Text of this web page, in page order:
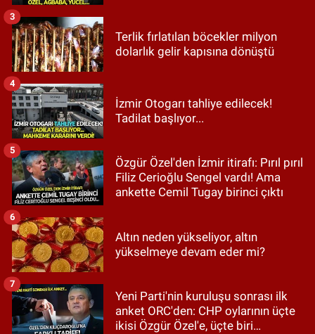
Terlik fırlatılan böcekler milyon
dolarlık gelir kapısına dönüştü
3
İzmir Otogarı tahliye edilecek!
Tadilat başlıyor...
4
Özgür Özel'den İzmir itirafı: Pırıl pırıl
Filiz Cerioğlu Sengel vardı! Ama
ankette Cemil Tugay birinci çıktı
5
Altın neden yükseliyor, altın
yükselmeye devam eder mi?
6
Yeni Parti'nin kuruluşu sonrası ilk
anket ORC'den: CHP oylarının üçte
ikisi Özgür Özel'e, üçte biri
7